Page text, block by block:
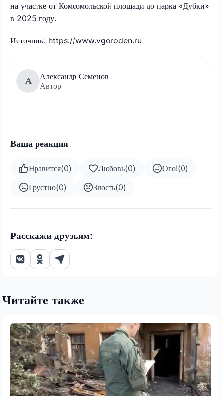
на участке от Комсомольской площади до парка «Дубки»
в 2025 году.
Источник: https://www.vgoroden.ru
А
Александр Семенов
Автор
Ваша реакция
Нравится(0) Любовь(0) Ого!(0)
Грустно(0) Злость(0)
Расскажи друзьям:
Читайте также